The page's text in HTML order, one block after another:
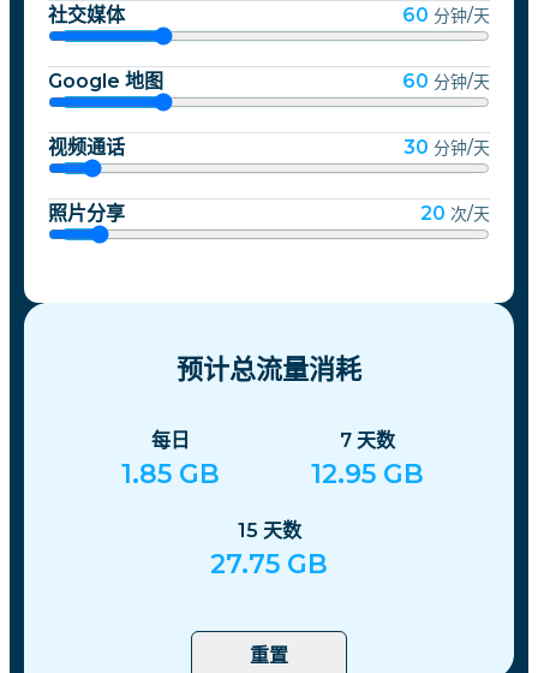
社交媒体 60 分钟/天
Google 地图 60 分钟/天
视频通话 30 分钟/天
照片分享 20 次/天
预计总流量消耗
每日
1.85 GB
7 天数
12.95 GB
15 天数
27.75 GB
重置